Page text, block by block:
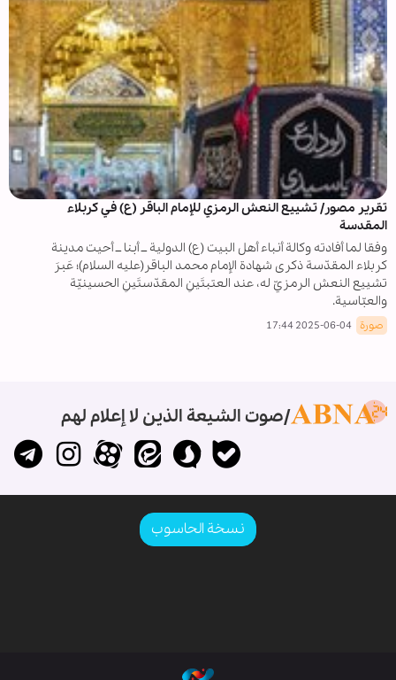
تقرير مصور/ تشييع النعش الرمزي للإمام الباقر (ع) في كربلاء
المقدسة
وفقا لما أفادته وكالة أنباء أهل البيت (ع) الدولية ــ أبنا ــ أحيت مدينة
كربلاء المقدّسة ذكرى شهادة الإمام محمد الباقر(عليه السلام)؛ عَبرَ
تشييع النعش الرمزيّ له، عند العتبتَينِ المقدّستَينِ الحسينيّة
والعبّاسية.
صورة 2025-06-04 17:44
صوت الشيعة الذين لا إعلام لهم
نسخة الحاسوب